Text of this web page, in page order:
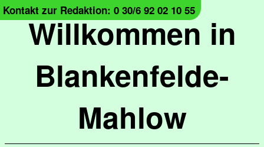
Willkommen in
Blankenfelde-
Mahlow
Kontakt zur Redaktion: 0 30/6 92 02 10 55